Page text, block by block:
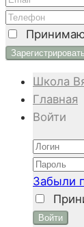
Школа
Главная
Войти
Забыли
Войти